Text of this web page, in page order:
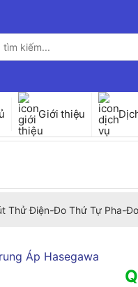
Giới thiệu
Thử Điện-Đo Thứ Tự Pha-